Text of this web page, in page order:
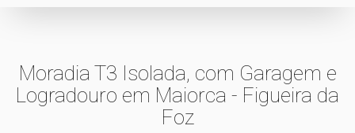
Moradia T3 Isolada, com Garagem e
Logradouro em Maiorca - Figueira da
Foz